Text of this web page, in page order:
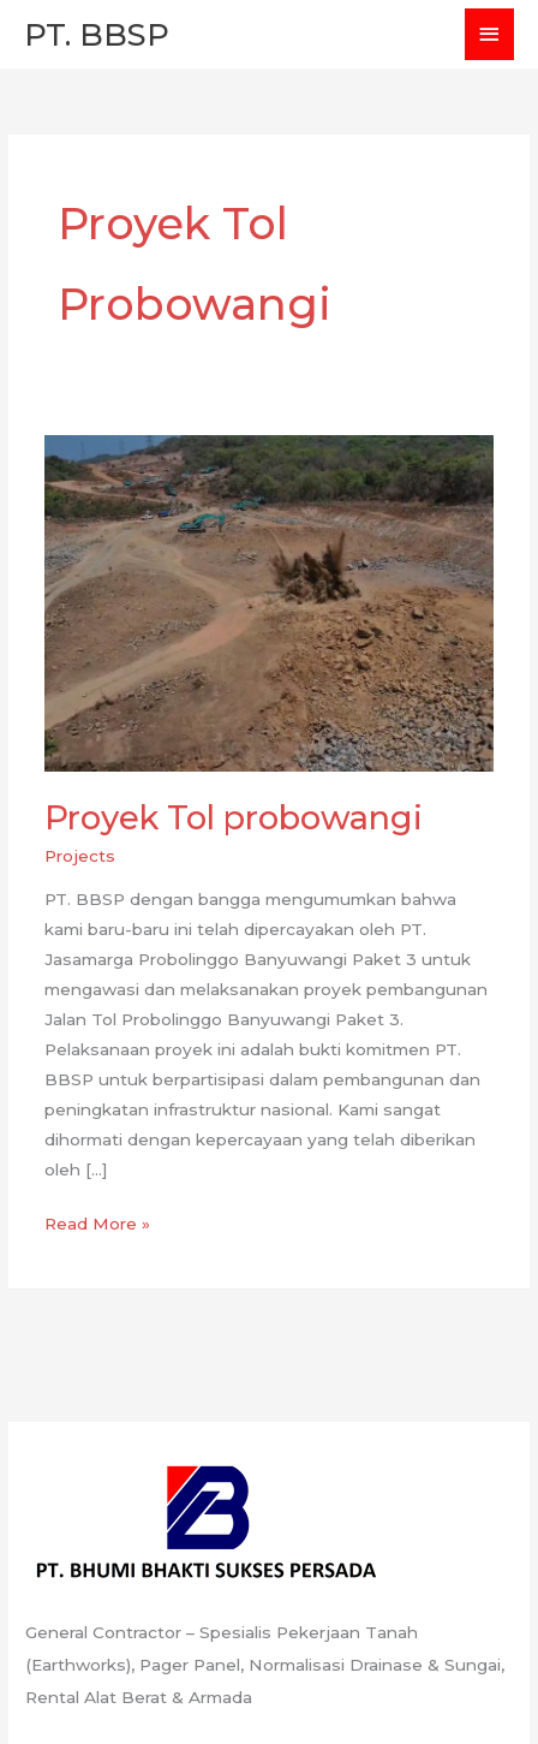
PT. BBSP
Proyek Tol
Probowangi
Proyek Tol probowangi
Projects
PT. BBSP dengan bangga mengumumkan bahwa
kami baru-baru ini telah dipercayakan oleh PT.
Jasamarga Probolinggo Banyuwangi Paket 3 untuk
mengawasi dan melaksanakan proyek pembangunan
Jalan Tol Probolinggo Banyuwangi Paket 3.
Pelaksanaan proyek ini adalah bukti komitmen PT.
BBSP untuk berpartisipasi dalam pembangunan dan
peningkatan infrastruktur nasional. Kami sangat
dihormati dengan kepercayaan yang telah diberikan
oleh […]
Proyek
Read More »
General Contractor – Spesialis Pekerjaan Tanah
(Earthworks), Pager Panel, Normalisasi Drainase & Sungai,
Rental Alat Berat & Armada